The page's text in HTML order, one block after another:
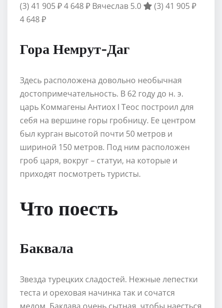
(3) 41 905 ₽4 648 ₽ Вячеслав 5.0 (3) 41 905 ₽
4 648 ₽
Гора Немрут-Даг
Здесь расположена довольно необычная
достопримечательность. В 62 году до н. э.
царь Коммагены Антиох I Теос построил для
себя на вершине горы гробницу. Ее центром
был курган высотой почти 50 метров и
шириной 150 метров. Под ним расположен
гроб царя, вокруг – статуи, на которые и
приходят посмотреть туристы.
Что поесть
Баквала
Звезда турецких сладостей. Нежные лепестки
теста и ореховая начинка так и сочатся